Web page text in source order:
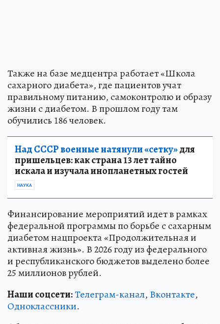
Также на базе медцентра работает «Школа
сахарного диабета», где пациентов учат
правильному питанию, самоконтролю и образу
жизни с диабетом. В прошлом году там
обучились 186 человек.
Над СССР военные натянули «сетку»для
пришельцев: как страна 13 лет тайно
искала и изучала инопланетных гостей
НАУКА
Финансирование мероприятий идет в рамках
федеральной программы по борьбе с сахарным
диабетом нацпроекта «Продолжительная и
активная жизнь». В 2026 году из федерального
и республиканского бюджетов выделено более
25 миллионов рублей.
Наши соцсети:Телеграм-канал, Вконтакте,
Одноклассники.